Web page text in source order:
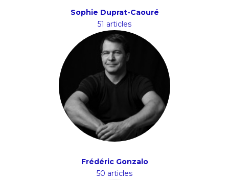
Sophie Duprat-Caouré
51 articles
Frédéric Gonzalo
50 articles